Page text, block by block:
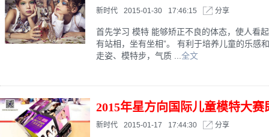
新时代 2015-01-30 17:46:15 分享
首先学习 模特 能够矫正不良的体态，使人看
有站相，坐有坐相”。 有利于培养儿童的乐感
走姿、模特步，气质 ... 全文
2015年星方向国际儿童模特大赛
新时代 2015-01-17 17:44:30 分享